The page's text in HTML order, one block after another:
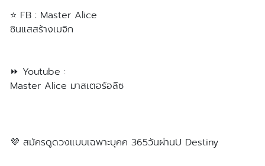
⭐️ FB : Master Alice
ซินแสสร้างเมจิก
⏩ Youtube :
Master Alice มาสเตอร์อลิซ
💜 สมัครดูดวงแบบเฉพาะบุคค 365วันผ่านU Destiny